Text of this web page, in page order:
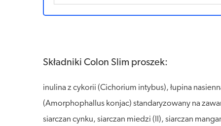
Składniki Colon Slim proszek:
inulina z cykorii (Cichorium intybus), łupina
(Amorphophallus konjac) standaryzowany na
siarczan cynku, siarczan miedzi (II), siarczan